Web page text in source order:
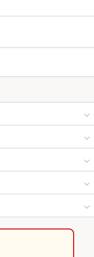
ンチ
パスタ